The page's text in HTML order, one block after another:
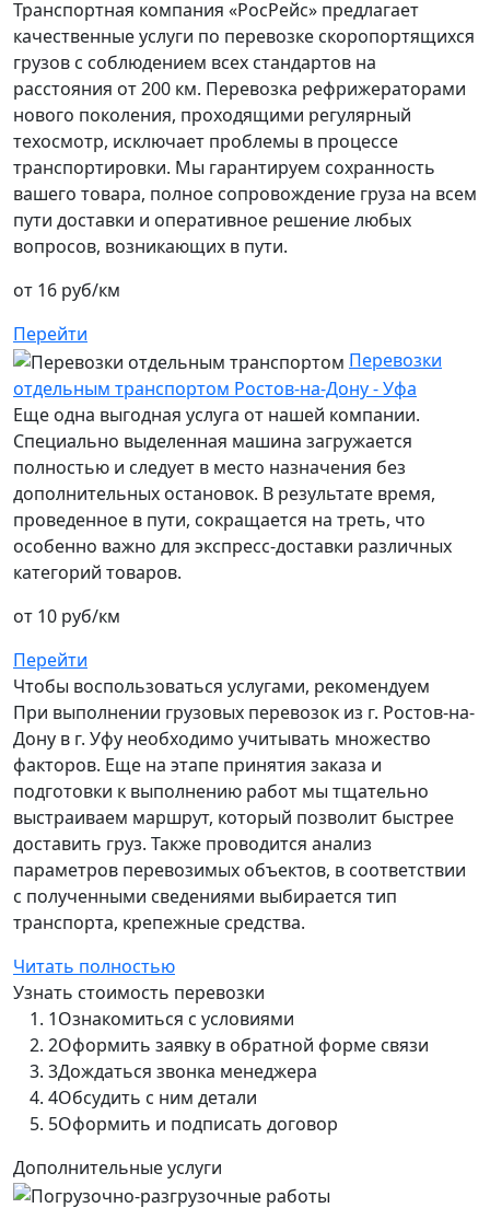
Транспортная компания «РосРейс» предлагает
качественные услуги по перевозке скоропортящихся
грузов с соблюдением всех стандартов на
расстояния от 200 км. Перевозка рефрижераторами
нового поколения, проходящими регулярный
техосмотр, исключает проблемы в процессе
транспортировки. Мы гарантируем сохранность
вашего товара, полное сопровождение груза на всем
пути доставки и оперативное решение любых
вопросов, возникающих в пути.
от 16 руб/км
Перейти
Перевозки
отдельным транспортом Ростов-на-Дону - Уфа
Еще одна выгодная услуга от нашей компании.
Специально выделенная машина загружается
полностью и следует в место назначения без
дополнительных остановок. В результате время,
проведенное в пути, сокращается на треть, что
особенно важно для экспресс-доставки различных
категорий товаров.
от 10 руб/км
Перейти
Чтобы воспользоваться услугами, рекомендуем
При выполнении грузовых перевозок из г. Ростов-на-
Дону в г. Уфу необходимо учитывать множество
факторов. Еще на этапе принятия заказа и
подготовки к выполнению работ мы тщательно
выстраиваем маршрут, который позволит быстрее
доставить груз. Также проводится анализ
параметров перевозимых объектов, в соответствии
с полученными сведениями выбирается тип
транспорта, крепежные средства.
Читать полностью
Узнать стоимость перевозки
1Ознакомиться с условиями
2Оформить заявку в обратной форме связи
3Дождаться звонка менеджера
4Обсудить с ним детали
5Оформить и подписать договор
Дополнительные услуги